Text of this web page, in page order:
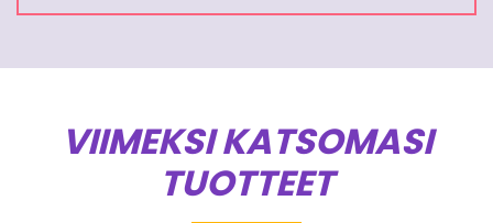
VIIMEKSI KATSOMASI
TUOTTEET